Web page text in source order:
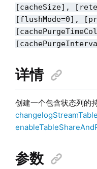
[cacheSize],
[flushMode=0],
详情
创建一个包含状态列的
changelogStreamTable
参数